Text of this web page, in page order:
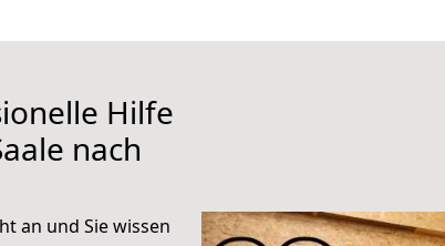
Hilfe
nach
an und Sie wissen